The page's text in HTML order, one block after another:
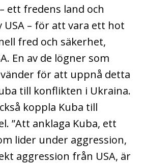
ett fredens land och
USA – för att vara ett hot
fred och säkerhet,
En av de lögner som
för att uppnå detta
till konflikten i Ukraina.
koppla Kuba till
”Att anklaga Kuba, ett
lider under aggression,
aggression från USA, är